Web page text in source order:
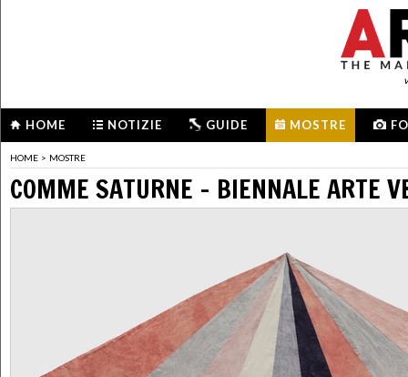
HOME NOTIZIE GUIDE MOSTRE
HOME > MOSTRE
COMME SATURNE - BIENNALE ARTE